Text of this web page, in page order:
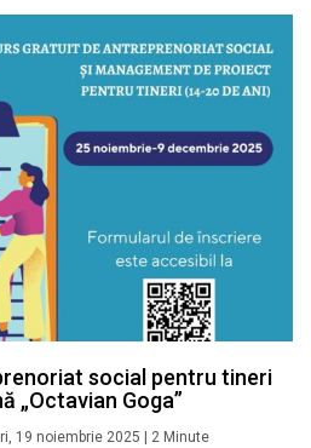
social pentru tineri
„Octavian Goga”
19 noiembrie 2025 2 Minute